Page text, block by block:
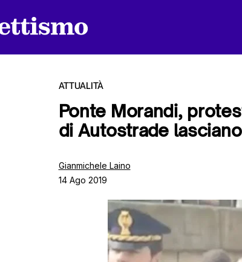
ATTUALITÀ
Ponte Morandi,
di Autostrade
Gianmichele Laino
14 Ago 2019